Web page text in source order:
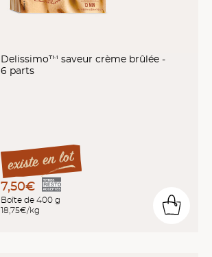
Delissimo™ saveur crème brûlée -
6 parts
7,50€
Boîte de 400 g
18,75€/kg